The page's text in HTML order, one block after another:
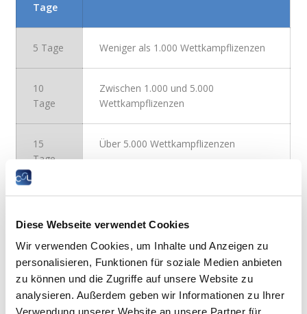
Diese Webseite verwendet Cookies
Wir verwenden Cookies, um Inhalte und Anzeigen zu
personalisieren, Funktionen für soziale Medien anbieten
zu können und die Zugriffe auf unsere Website zu
analysieren. Außerdem geben wir Informationen zu Ihrer
Tage
5 Tage Weniger als 1.000 Wettkampflizenzen
10
Tage
Zwischen 1.000 und 5.000
Wettkampflizenzen
15
Tage
Über 5.000 Wettkampflizenzen
HINWEIS:Für administrative Leiter, die Mitglieder des
der keine Wettkampflizenzen besitzt, beträgt die maximale
Sportverband zwei Tage.
(Letzte Aktualisierung am 14.05.2024)